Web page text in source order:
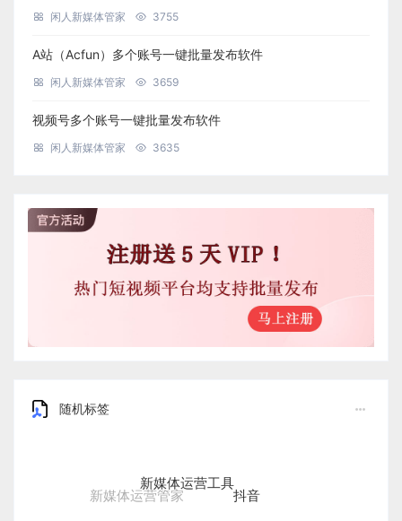
闲人新媒体管家 3755
A站（Acfun）多个账号一键批量发布软件
闲人新媒体管家 3659
视频号多个账号一键批量发布软件
闲人新媒体管家 3635
随机标签
新媒体运营管家
新媒体运营工具
抖音